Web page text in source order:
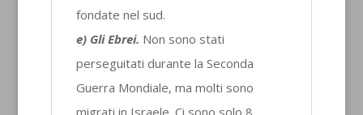
fondate nel sud.
e) Gli Ebrei. Non sono stati
perseguitati durante la Seconda
Guerra Mondiale, ma molti sono